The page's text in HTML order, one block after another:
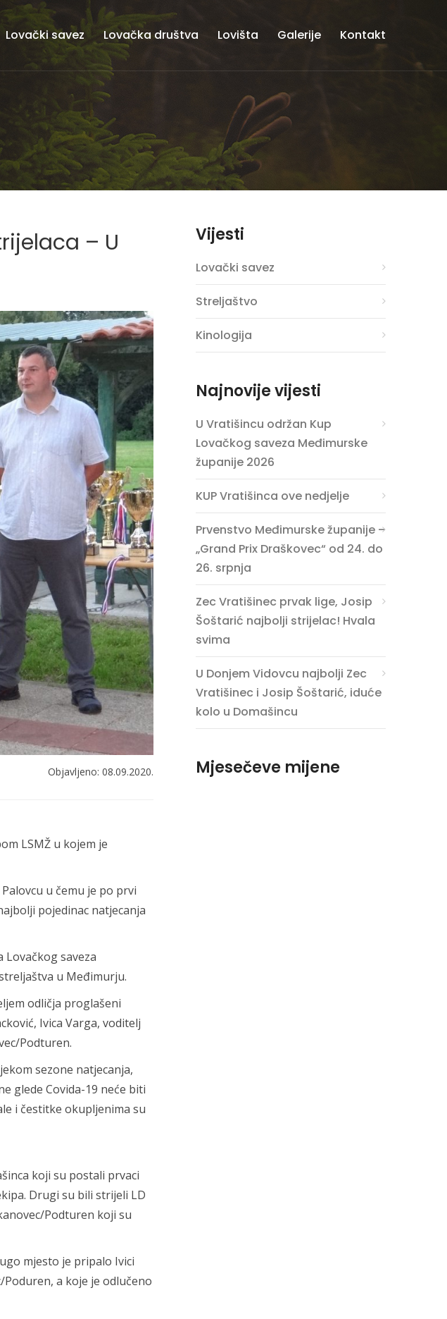
Lovački savez Lovačka društva Lovišta Galerije Kontakt
– U
Objavljeno: 08.09.2020.
LSMŽ u kojem je
u čemu je po prvi
pojedinac natjecanja
Lovačkog saveza
u Međimurju.
odličja proglašeni
Ivica Varga, voditelj
Podturen.
sezone natjecanja,
glede Covida-19 neće biti
i čestitke okupljenima su
koji su postali prvaci
Drugi su bili strijeli LD
Podturen koji su
mjesto je pripalo Ivici
Poduren, a koje je odlučeno
Vijesti
Lovački savez
Streljaštvo
Kinologija
Najnovije vijesti
U Vratišincu održan Kup
Lovačkog saveza Međimurske
županije 2026
KUP Vratišinca ove nedjelje
Prvenstvo Međimurske županije –
„Grand Prix Draškovec“ od 24. do
26. srpnja
Zec Vratišinec prvak lige, Josip
Šoštarić najbolji strijelac! Hvala
svima
U Donjem Vidovcu najbolji Zec
Vratišinec i Josip Šoštarić, iduće
kolo u Domašincu
Mjesečeve mijene